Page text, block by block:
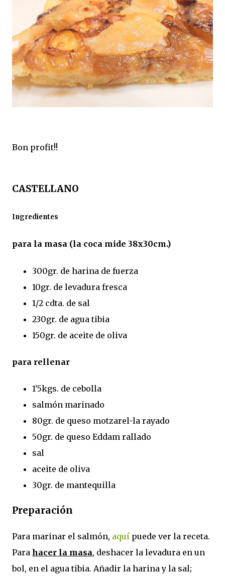
Bon profit!!
CASTELLANO
Ingredientes
para la masa (la coca mide 38x30cm.)
300gr. de harina de fuerza
10gr. de levadura fresca
1/2 cdta. de sal
230gr. de agua tibia
150gr. de aceite de oliva
para rellenar
1'5kgs. de cebolla
salmón marinado
80gr. de queso motzarel-la rayado
50gr. de queso Eddam rallado
sal
aceite de oliva
30gr. de mantequilla
Preparación
Para marinar el salmón, aquí puede ver la receta.
Para hacer la masa, deshacer la levadura en un
bol, en el agua tibia. Añadir la harina y la sal;